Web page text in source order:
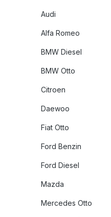
Audi
Alfa Romeo
BMW Diesel
BMW Otto
Citroen
Daewoo
Fiat Otto
Ford Benzin
Ford Diesel
Mazda
Mercedes Otto